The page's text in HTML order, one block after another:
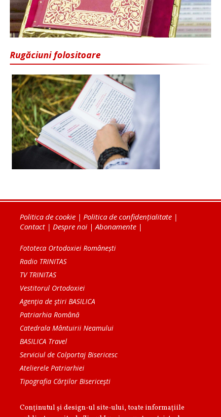
Rugăciuni folositoare
Politica de cookie | Politica de confidențialitate |
Contact| Despre noi |Abonamente |
Fototeca Ortodoxiei Românești
Radio TRINITAS
TV TRINITAS
Vestitorul Ortodoxiei
Agenţia de ştiri BASILICA
Patriarhia Română
Catedrala Mântuirii Neamului
BASILICA Travel
Serviciul de Colportaj Bisericesc
Atelierele Patriarhiei
Tipografia Cărţilor Bisericeşti
Conținutul și design-ul site-ului, toate informaţiile